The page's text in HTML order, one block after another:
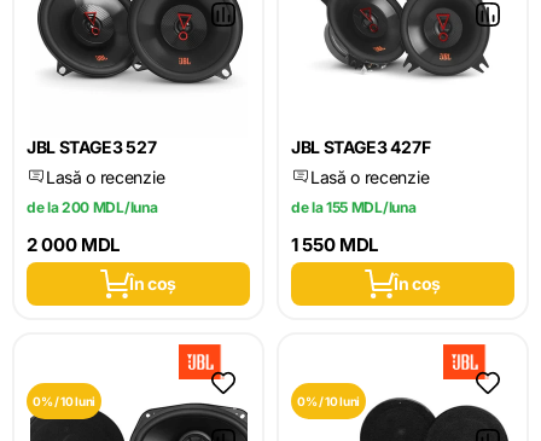
JBL STAGE3 527
Lasă o recenzie
de la 200 MDL/luna
2 000 MDL
În coș
JBL STAGE3 427F
Lasă o recenzie
de la 155 MDL/luna
1 550 MDL
În coș
0% / 10 luni 0% / 10 luni